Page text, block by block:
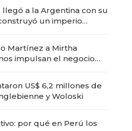
llegó a la Argentina con su
un imperio
Martínez a Mirtha
impulsan el negocio
US$ 6,2 millones de
y Woloski
por qué en Perú los